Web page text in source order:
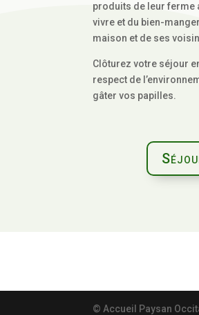
produits de leur ferme
vivre et du bien-
maison et de ses
Clôturez votre séjour
respect de
gâter vos papilles.
© Accueil Paysan